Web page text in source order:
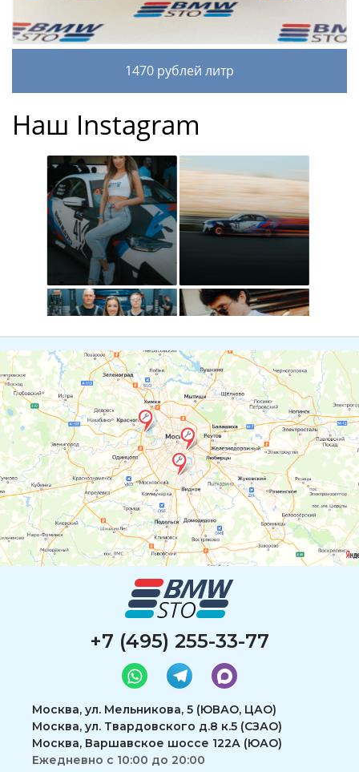
1470 рублей литр
Наш Instagram
+7 (495) 255-33-77
Москва, ул. Мельникова, 5 (ЮВАО, ЦАО)
Москва, ул. Твардовского д.8 к.5 (СЗАО)
Москва, Варшавское шоссе 122А (ЮАО)
Ежедневно с 10:00 до 20:00